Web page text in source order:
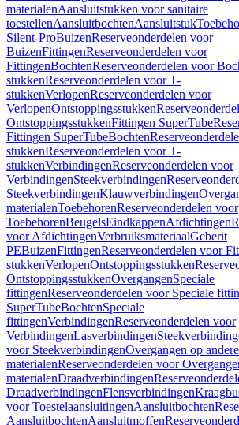
materialenAansluitstukken voor sanitaire
toestellenAansluitbochtenAansluitstuk
Silent-ProBuizenReserveonderdelen voor
BuizenFittingenReserveonderdelen voor
FittingenBochtenReserveonderdelen voor
stukkenReserveonderdelen voor T-
stukkenVerlopenReserveonderdelen voor
VerlopenOntstoppingsstukken
OntstoppingsstukkenFittingen SuperTube
Fittingen SuperTubeBochten
stukkenReserveonderdelen voor T-
stukkenVerbindingenReserveonderdelen voor
VerbindingenSteekverbindingen
SteekverbindingenKlauwverbindingen
materialenToebehorenReserveonderdelen voor
ToebehorenBeugelsEindkappenAfdichtingen
voor AfdichtingenVerbruiksmateriaalGeberit
PEBuizenFittingenReserveonderdelen voor
stukkenVerlopenOntstoppingsstukken
OntstoppingsstukkenOvergangenSpeciale
fittingenReserveonderdelen voor Speciale
SuperTubeBochtenSpeciale
fittingenVerbindingenReserveonderdelen voor
VerbindingenLasverbindingen
voor SteekverbindingenOvergangen op andere
materialenReserveonderdelen voor
materialenDraadverbindingen
DraadverbindingenFlensverbindingen
voor ToestelaansluitingenAansluitbochten
AansluitbochtenAansluitmoffen